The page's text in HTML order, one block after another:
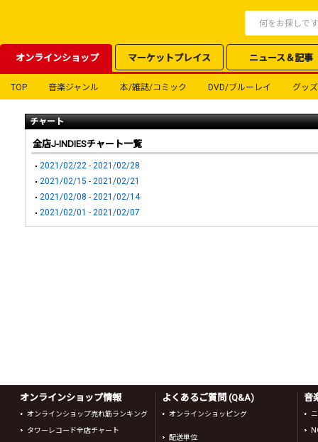
オンラインショップ マーケットプレイス ニュース＆記事
TOP 音楽ジャンル 本/雑誌/コミック DVD/ブルーレイ グッズ
チャート
全店J-INDIESチャート一覧
2021/02/22 - 2021/02/28
2021/02/15 - 2021/02/21
2021/02/08 - 2021/02/14
2021/02/01 - 2021/02/07
オンラインショップ情報
オンラインショップ売れ筋ランキング
タワーレコード全店チャート
よくあるご質問 (Q&A)
オンラインショッピング
配送単位
音